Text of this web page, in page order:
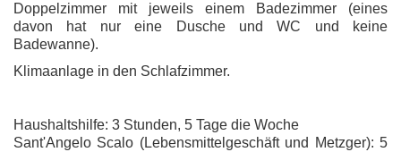
Doppelzimmer mit jeweils einem Badezimmer (eines
davon hat nur eine Dusche und WC und keine
Badewanne).
Klimaanlage in den Schlafzimmer.
Haushaltshilfe: 3 Stunden, 5 Tage die Woche
Sant'Angelo Scalo (Lebensmittelgeschäft und Metzger): 5